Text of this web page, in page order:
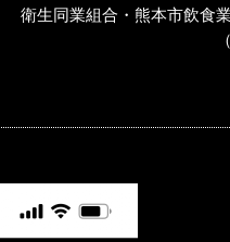
衛生同業組合・熊本市飲食